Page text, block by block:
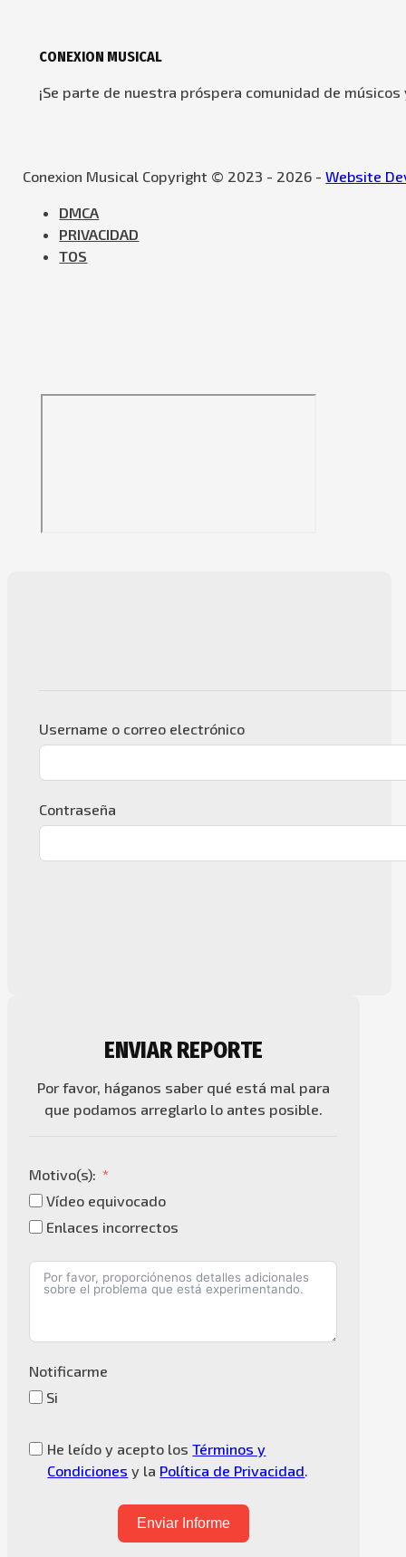
CONEXION MUSICAL
¡Se parte de nuestra próspera comunidad de
Conexion Musical Copyright © 2023 - 2026 -Website
DMCA
PRIVACIDAD
TOS
Username o correo electrónico
Contraseña
ENVIAR REPORTE
Por favor, háganos saber qué está mal para
que podamos arreglarlo lo antes posible.
Motivo(s):
Vídeo equivocado
Enlaces incorrectos
Notificarme
Si
He leído y acepto losTérminos y
Condiciones y la Política de Privacidad
Enviar Informe